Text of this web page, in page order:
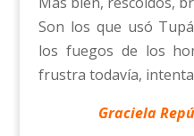
Son los que usó
los fuegos de los
frustra todavía,
Graciela